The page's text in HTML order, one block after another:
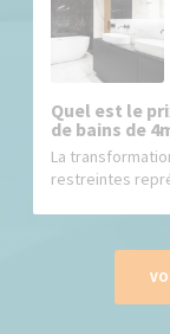
Quel est le
de bains de
La
restreintes